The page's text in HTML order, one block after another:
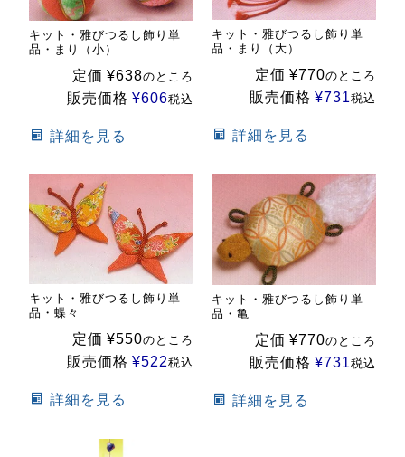
キット・雅びつるし飾り単
品・まり（小）
定価 ¥638のところ
販売価格 ¥606税込
詳細を見る
キット・雅びつるし飾り単
品・まり（大）
定価 ¥770のところ
販売価格 ¥731税込
詳細を見る
キット・雅びつるし飾り単
品・蝶々
定価 ¥550のところ
販売価格 ¥522税込
詳細を見る
キット・雅びつるし飾り単
品・亀
定価 ¥770のところ
販売価格 ¥731税込
詳細を見る